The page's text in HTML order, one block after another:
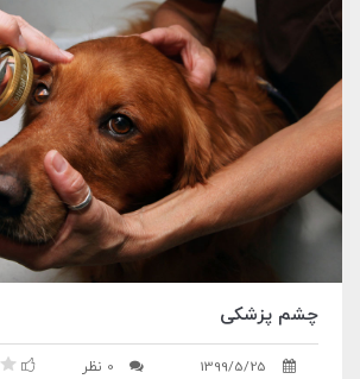
چشم پزشکی
1399/5/25 0 نظر